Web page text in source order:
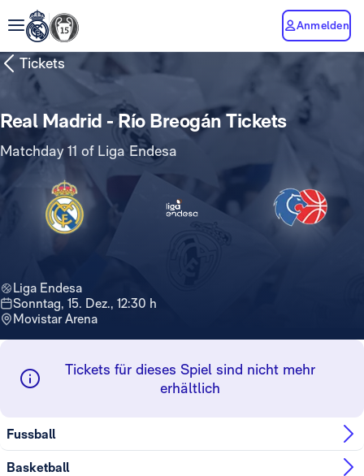
Anmelden
Tickets
Real Madrid - Río Breogán Tickets
Matchday 11 of Liga Endesa
Liga Endesa
Sonntag, 15. Dez., 12:30 h
Movistar Arena
Tickets für dieses Spiel sind nicht mehr
erhältlich
Fussball
Basketball